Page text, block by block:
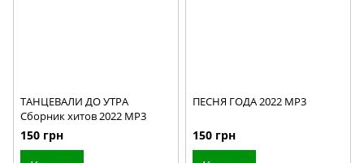
ТАНЦЕВАЛИ ДО УТРА
Сборник хитов 2022 MP3
150 грн
ПЕСНЯ ГОДА 2022 MP3
150 грн